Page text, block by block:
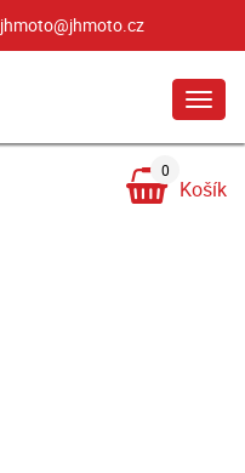
jhmoto@jhmoto.cz
Košík
0